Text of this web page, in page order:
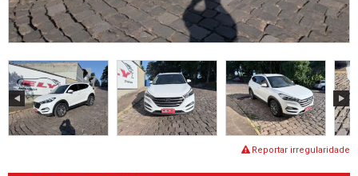
Reportar irregularidade